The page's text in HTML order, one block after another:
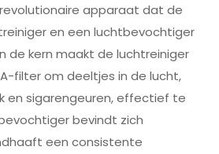
apparaat dat de
en een luchtbevochtiger
de kern maakt de luchtreiniger
filter om deeltjes in de lucht,
en sigarengeuren, effectief te
bevindt zich
een consistente